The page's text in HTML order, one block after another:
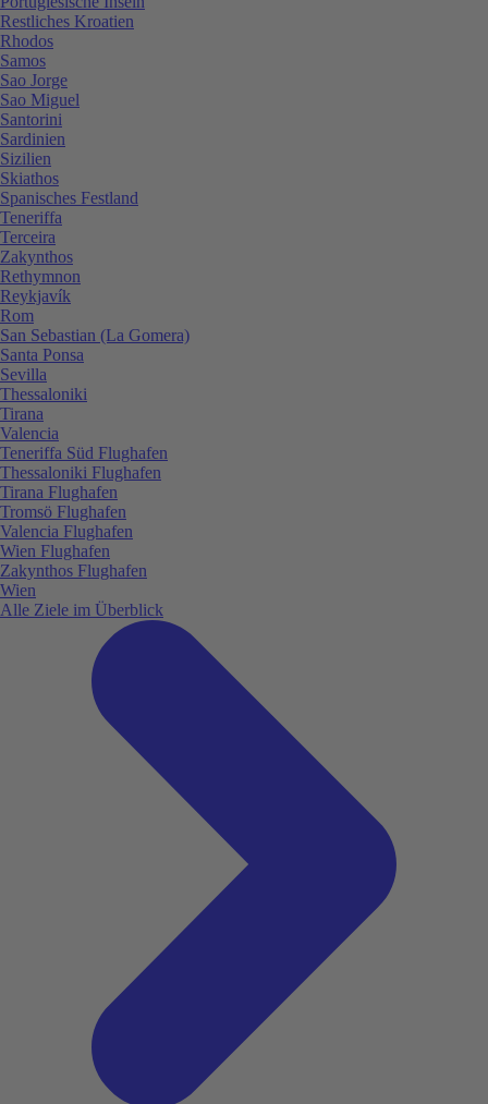
Restliches Kroatien
Rhodos
Samos
Sao Jorge
Sao Miguel
Santorini
Sardinien
Sizilien
Skiathos
Spanisches Festland
Teneriffa
Terceira
Zakynthos
Rethymnon
Reykjavík
Rom
San Sebastian (La Gomera)
Santa Ponsa
Sevilla
Thessaloniki
Tirana
Valencia
Teneriffa Süd Flughafen
Thessaloniki Flughafen
Tirana Flughafen
Tromsö Flughafen
Valencia Flughafen
Wien Flughafen
Zakynthos Flughafen
Wien
Alle Ziele im Überblick